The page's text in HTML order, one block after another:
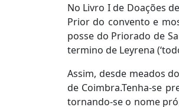
No Livro I de Doações
Prior do convento e
posse do Priorado de
termino de Leyrena
Assim, desde meados
de Coimbra.Tenha-se
tornando-se o nome